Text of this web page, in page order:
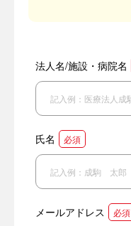
法人名/施設・病院名
氏名 必須
メールアドレス 必須